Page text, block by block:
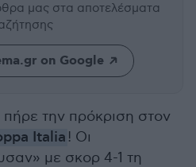
μας στα αποτελέσματα
on Google
πήρε την πρόκριση στον
Italia ! Οι
με σκορ 4-1 τη